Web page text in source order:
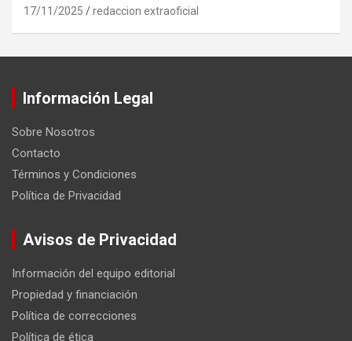
17/11/2025 redaccion extraoficial
Información Legal
Sobre Nosotros
Contacto
Términos y Condiciones
Política de Privacidad
Avisos de Privacidad
Información del equipo editorial
Propiedad y financiación
Política de correcciones
Política de ética